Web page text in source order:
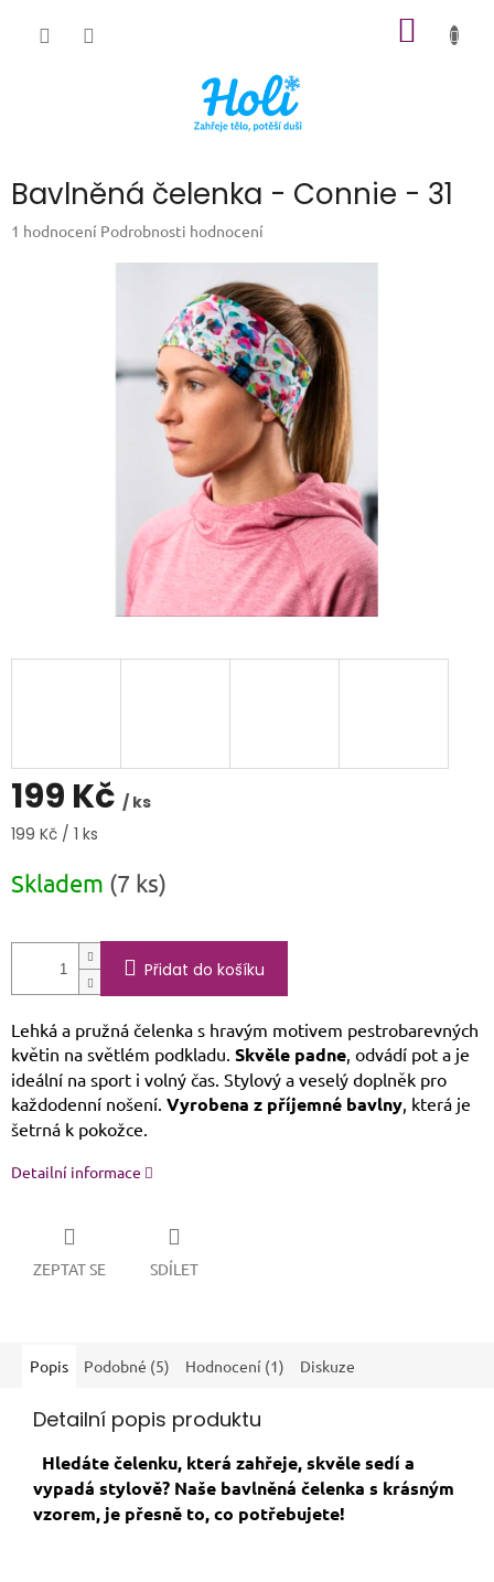
Bavlněná čelenka - Connie - 31
Průměrné
1 hodnocení Podrobnosti hodnocení
199 Kč / ks
Měrná
199 Kč / 1 ks
Skladem (7 ks)
Přidat do košíku
Lehká a pružná čelenka s hravým motivem pestrobarevných
květin na světlém podkladu. Skvěle padne, odvádí pot a je
ideální na sport i volný čas. Stylový a veselý doplněk pro
každodenní nošení. Vyrobena z příjemné bavlny, která je
šetrná k pokožce.
Detailní informace
ZEPTAT SE SDÍLET
Popis Podobné (5) Hodnocení (1) Diskuze
Detailní popis produktu
Hledáte čelenku, která zahřeje, skvěle sedí a
vypadá stylově? Naše bavlněná čelenka s krásným
vzorem, je přesně to, co potřebujete!